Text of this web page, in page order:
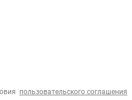
пользовательского соглашения